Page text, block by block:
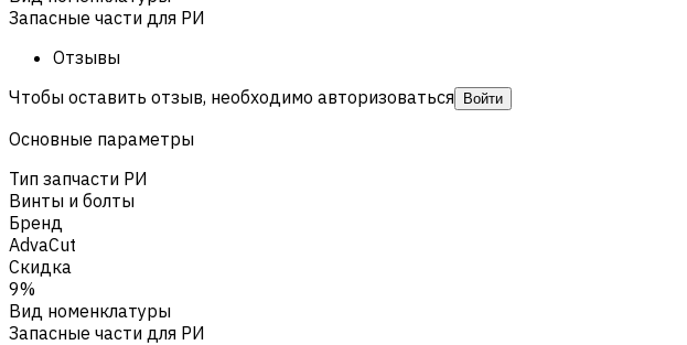
Запасные части для РИ
Отзывы
Чтобы оставить отзыв, необходимо авторизоваться
Войти
Основные параметры
Тип запчасти РИ
Винты и болты
Бренд
AdvaCut
Скидка
9%
Вид номенклатуры
Запасные части для РИ